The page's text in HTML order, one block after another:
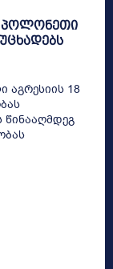
პოლონეთი
აგრესიის 18